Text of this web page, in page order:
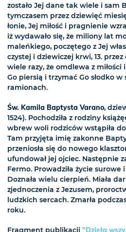
zostało Jej dane tak wiele i sam
tymczasem przez dziewięć
łonie, Jej miłość i pragnienie
iż wydawało się, że miliony lat
maleńkiego, poczętego z Jej
czystej i dziewiczej krwi, 13.
wiele razy, że omdlewa z
Go piersią i trzymać Go słodko
ramionach.
Św. Kamila Baptysta Varano,
1524). Pochodziła z rodziny
wbrew woli rodziców wstąpiła
Tam przyjęta imię zakonne
przeniosła się do nowego
ufundował jej ojciec. Następnie
Fermo. Prowadziła życie surowe
Doznała wielu cierpień. Miała
zjednoczenia z Jezusem,
ludzkich sercach. Zmarła
roku.
Fragment publikacji "Dzieła